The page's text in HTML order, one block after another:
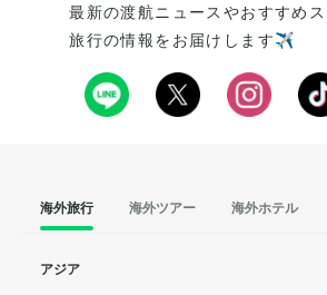
最新の渡航ニュースやおすすめス
旅行の情報をお届けします✈️
海外旅行 海外ツアー 海外ホテル
アジア